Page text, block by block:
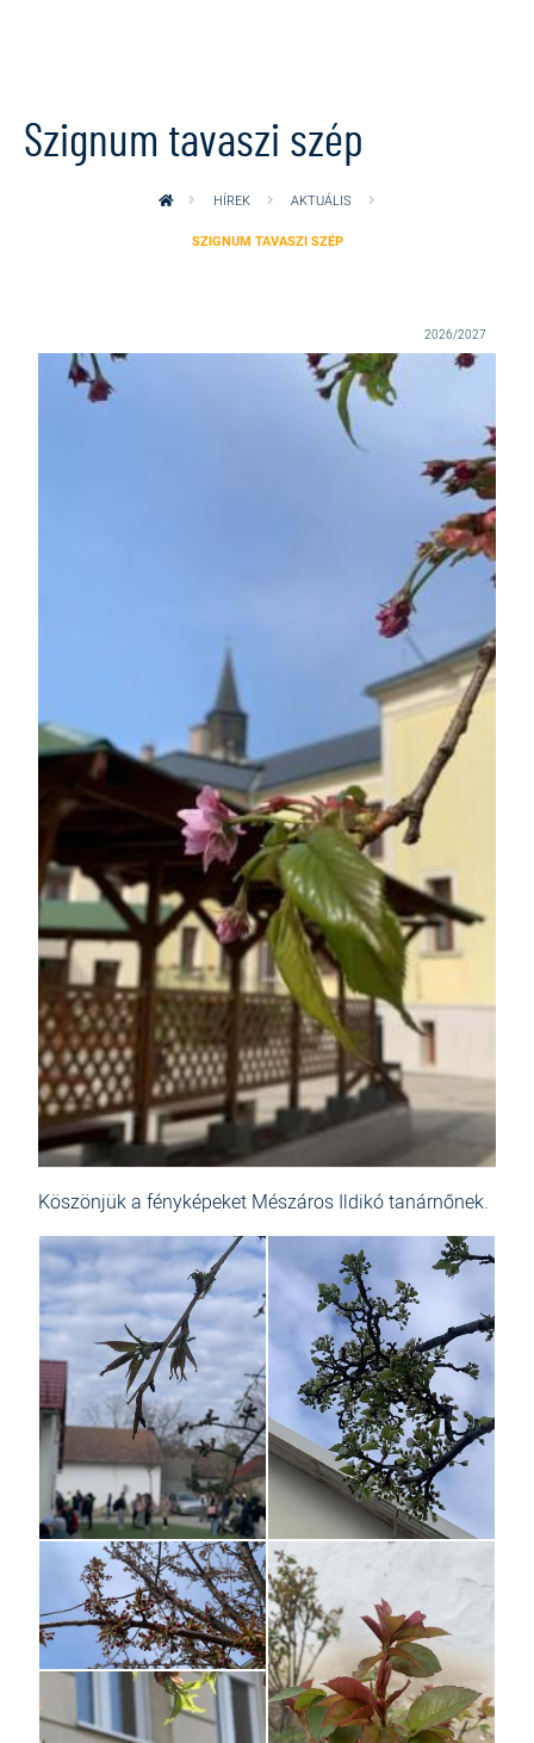
Szignum tavaszi szép
HÍREK AKTUÁLIS
SZIGNUM TAVASZI SZÉP
2026/2027
Köszönjük a fényképeket Mészáros Ildikó tanárnőnek.